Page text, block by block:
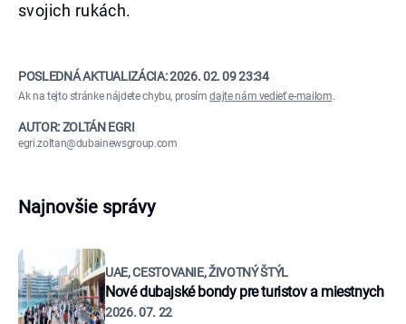
svojich rukách.
POSLEDNÁ AKTUALIZÁCIA:2026. 02. 09 23:34
Ak na tejto stránke nájdete chybu, prosímdajte nám vedieť e-mailom.
AUTOR: ZOLTÁN EGRI
egri.zoltan@dubainewsgroup.com
Najnovšie správy
UAE, CESTOVANIE, ŽIVOTNÝ ŠTÝL
Nové dubajské bondy pre turistov a miestnych
2026. 07. 22